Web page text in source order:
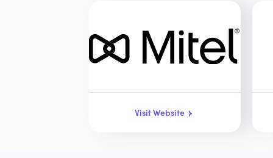
Visit Website